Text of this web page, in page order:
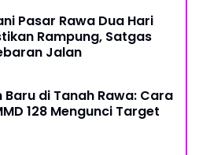
Pasar Rawa Dua Hari
Rampung, Satgas
Jalan
di Tanah Rawa: Cara
128 Mengunci Target